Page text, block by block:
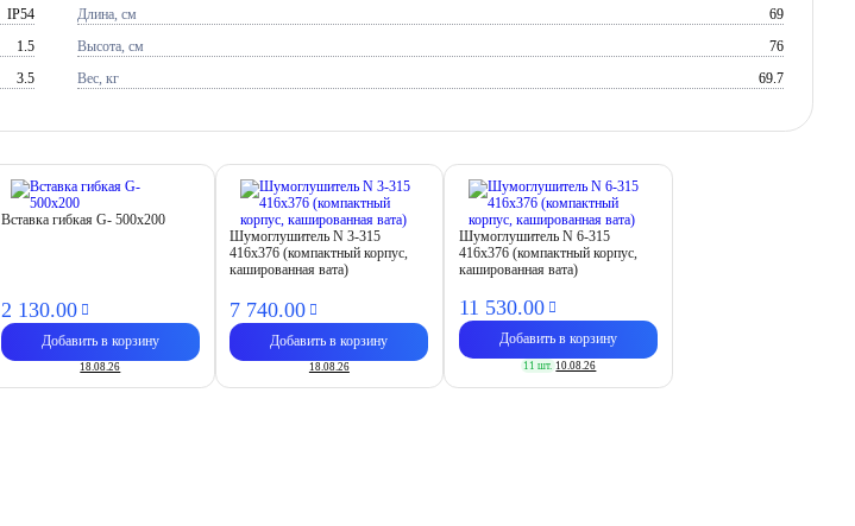
IP54
1.5
3.5
Длина, см 69
Высота, см 76
Вес, кг 69.7
Вставка гибкая G- 500x200
2 130.00
Добавить в корзину
18.08.26
Шумоглушитель N 3-315
416х376 (компактный корпус,
кашированная вата)
7 740.00
Добавить в корзину
18.08.26
Шумоглушитель N 6-315
416х376 (компактный корпус,
кашированная вата)
11 530.00
Добавить в корзину
11 шт. 10.08.26